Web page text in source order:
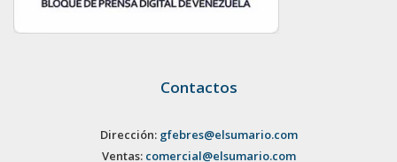
Contactos
Dirección: gfebres@elsumario.com
Ventas: comercial@elsumario.com